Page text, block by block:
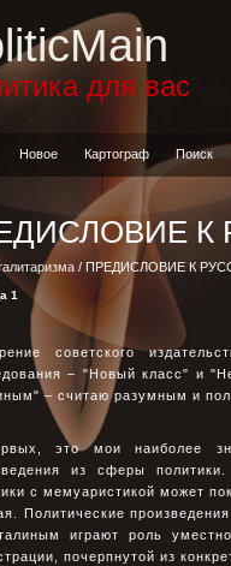
для вас
Новое Картограф Поиск
/ ПРЕДИСЛОВИЕ К
1
советского
– "Новый класс" и
– считаю разумным и
это мои наиболее
из сферы
с мемуаристикой может
Политические
играют роль
почерпнутой из